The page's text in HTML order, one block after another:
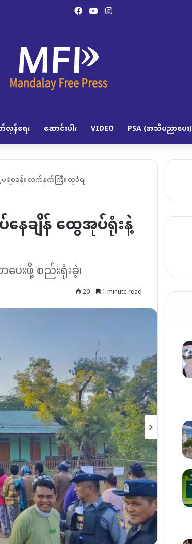
Facebook
YouTubeInstagram
လှန်ရေး ဆောင်းပါး VIDEO PSA (အသိပညာပေး)
မရဲစခန်း လက်နက်ကြီး ထုခံရ၊
နေချိန် ထွေအုပ်ရုံးနဲ့
ေးဖို့ စည်းရုံးခဲ့၊
20 1 minute read